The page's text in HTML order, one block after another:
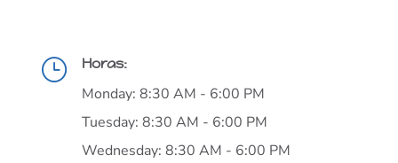
} Horas:
Monday: 8:30 AM - 6:00 PM
Tuesday: 8:30 AM - 6:00 PM
Wednesday: 8:30 AM - 6:00 PM